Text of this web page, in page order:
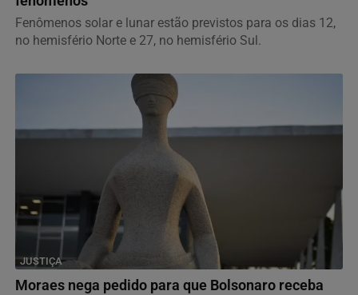
Fenômenos solar e lunar estão previstos para os dias 12,
no hemisfério Norte e 27, no hemisfério Sul.
JUSTIÇA
Moraes nega pedido para que Bolsonaro receba